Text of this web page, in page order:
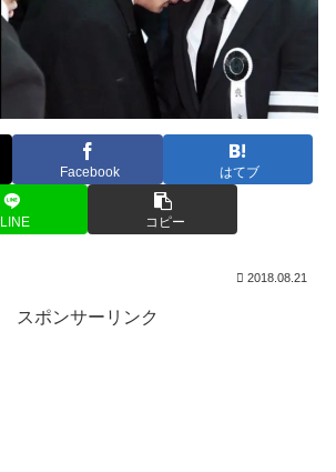
Facebook はてブ
LINE コピー
2018.08.21
スポンサーリンク